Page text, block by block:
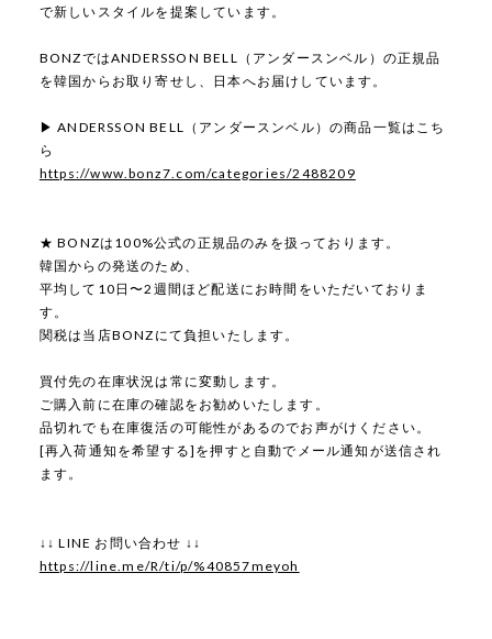
で新しいスタイルを提案しています。
BONZではANDERSSON BELL（アンダースンベル）の正規品
を韓国からお取り寄せし、日本へお届けしています。
▶ ANDERSSON BELL（アンダースンベル）の商品一覧はこち
ら
https://www.bonz7.com/categories/2488209
★ BONZは100%公式の正規品のみを扱っております。
韓国からの発送のため、
平均して10日〜2週間ほど配送にお時間をいただいておりま
す。
関税は当店BONZにて負担いたします。
買付先の在庫状況は常に変動します。
ご購入前に在庫の確認をお勧めいたします。
品切れでも在庫復活の可能性があるのでお声がけください。
[再入荷通知を希望する]を押すと自動でメール通知が送信され
ます。
↓↓ LINE お問い合わせ ↓↓
https://line.me/R/ti/p/%40857meyoh